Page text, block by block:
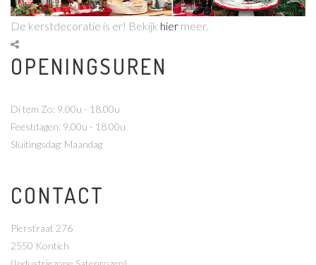
De kerstdecoratie is er! Bekijk hier meer.
OPENINGSUREN
Di tem Zo: 9.00u - 18.00u
Feestdagen: 9.00u - 18.00u
Sluitingsdag: Maandag
CONTACT
Pierstraat 276
2550 Kontich